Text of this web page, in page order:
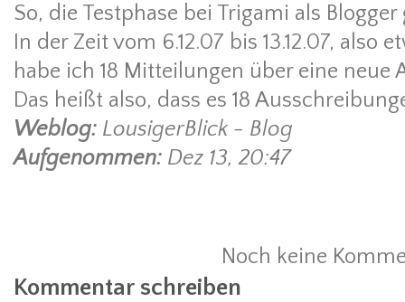
So, die Testphase bei Trigami als
In der Zeit vom 6.12.07 bis 13.12.07,
habe ich 18 Mitteilungen über eine neue
Das heißt also, dass es 18
Weblog: LousigerBlick - Blog
Aufgenommen: Dez 13, 20:47
Noch keine
Kommentar schreiben